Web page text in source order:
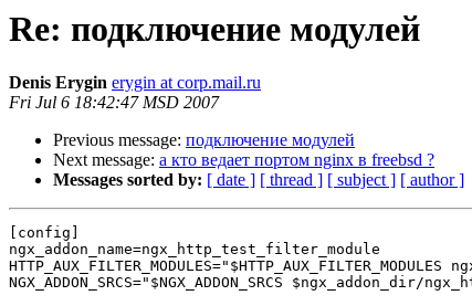
Re: подключение модулей
Denis Erygin erygin at corp.mail.ru
Fri Jul 6 18:42:47 MSD 2007
Previous message: подключение модулей
Next message: а кто ведает портом nginx в freebsd ?
Messages sorted by: [ date ] [ thread ] [ subject ] [ author ]
[config]
ngx_addon_name=ngx_http_test_filter_module
NGX_ADDON_SRCS="$NGX_ADDON_SRCS